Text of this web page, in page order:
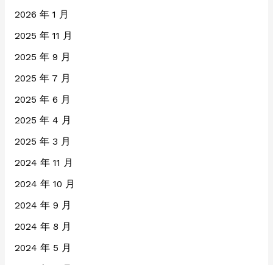
2026 年 1 月
2025 年 11 月
2025 年 9 月
2025 年 7 月
2025 年 6 月
2025 年 4 月
2025 年 3 月
2024 年 11 月
2024 年 10 月
2024 年 9 月
2024 年 8 月
2024 年 5 月